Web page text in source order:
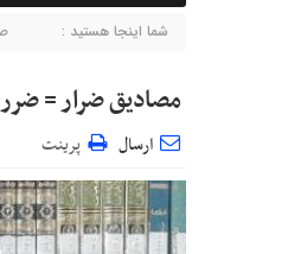
شما اینجا هستید :
مصادیق ضرار =
ارسال پرینت